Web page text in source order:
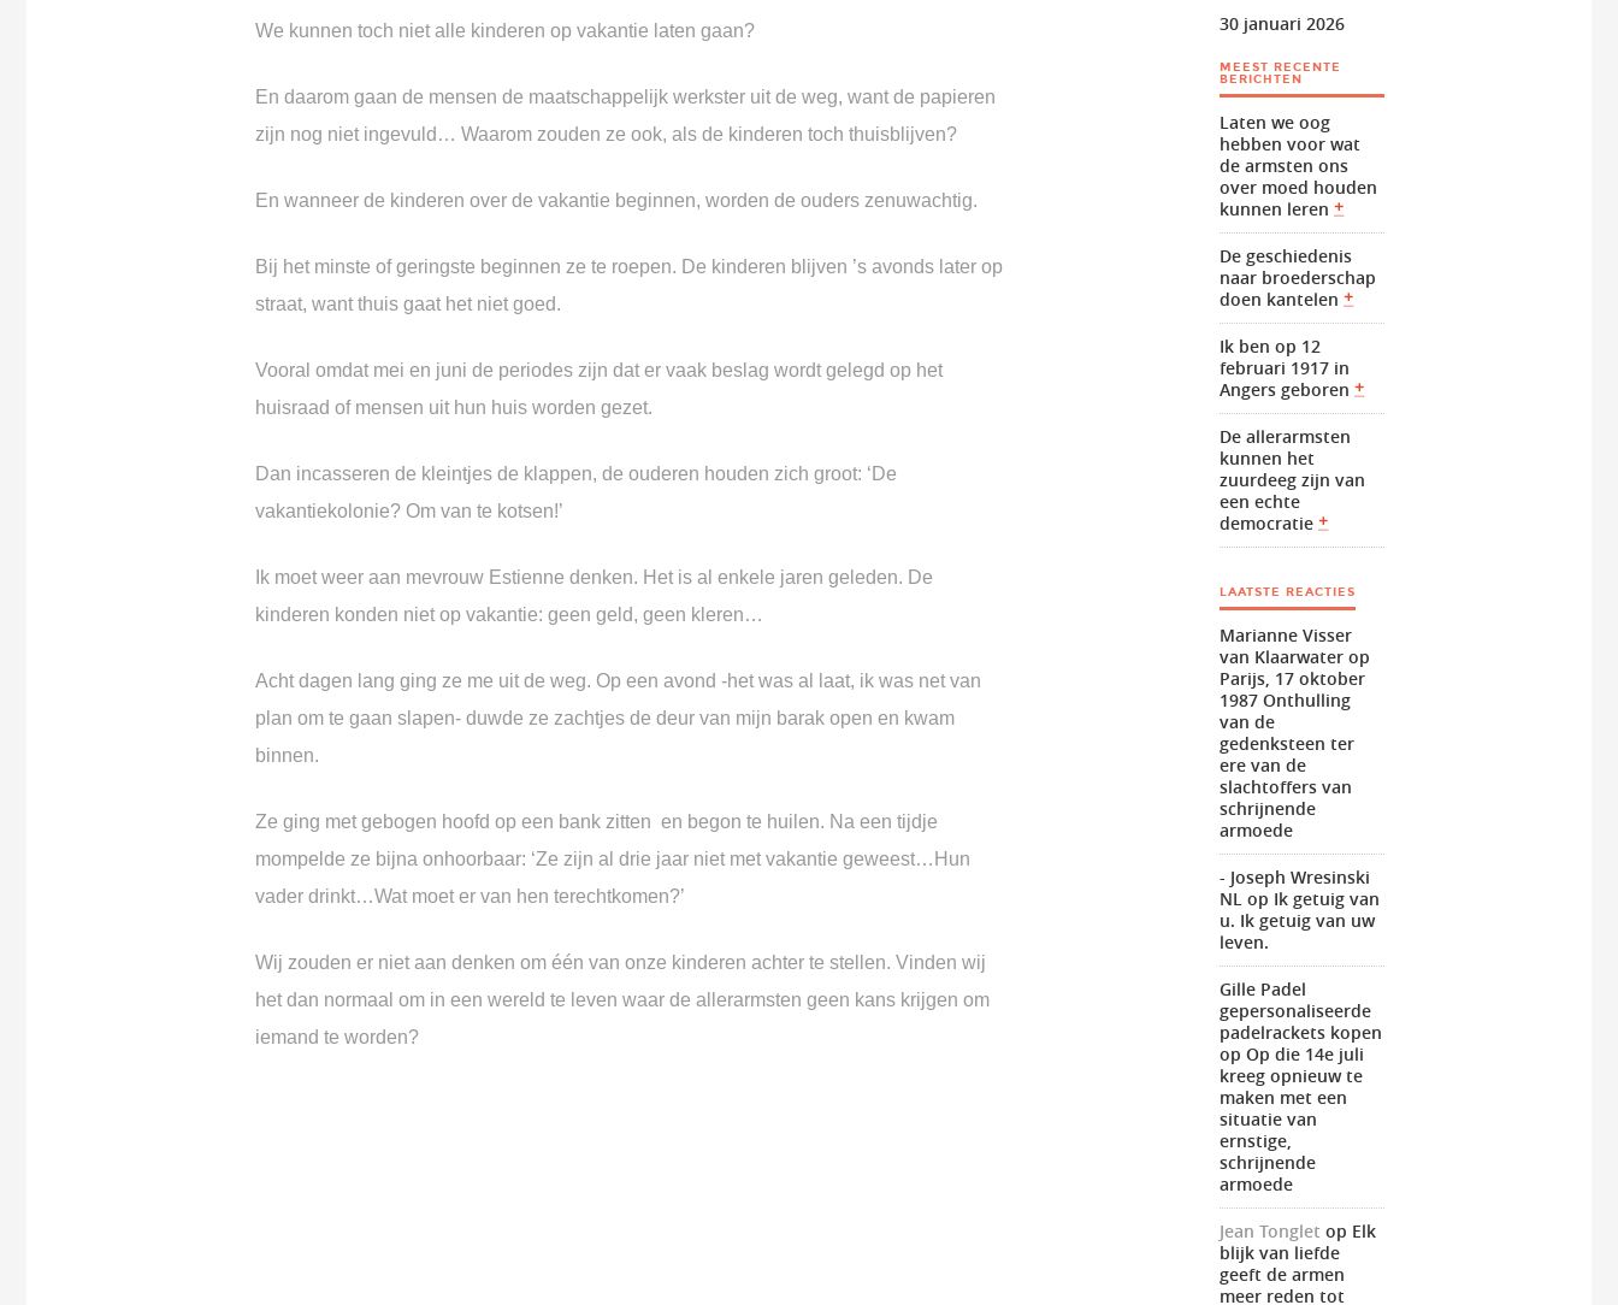
We kunnen toch niet alle kinderenop vakantie laten gaan?
En daarom gaan de mensende maatschappelijk werkster uit de weg,want de papieren
zijn nog niet ingevuld…Waarom zouden ze ook,als de kinderen toch thuisblijven?
En wanneer de kinderen over de vakantie beginnen,worden de ouders zenuwachtig.
Bij het minste of geringste beginnen ze te roepen. De kinderen blijven ’s avonds later op
straat,want thuis gaat het niet goed.
Vooral omdat mei en juni de periodes zijndat er vaak beslag wordt gelegd op het
huisraadof mensen uit hun huis worden gezet.
Dan incasseren de kleintjes de klappen,de ouderen houden zich groot: ‘De
vakantiekolonie? Om van te kotsen!’
Ik moet weer aan mevrouw Estienne denken. Het is al enkele jaren geleden. De
kinderen konden niet op vakantie:geen geld, geen kleren…
Acht dagen lang ging ze me uit de weg. Op een avond-het was al laat, ik was net van
plan om te gaan slapen-duwde ze zachtjes de deur van mijn barak openen kwam
binnen.
Ze ging met gebogen hoofd op een bank zittenen begon te huilen. Na een tijdje
mompelde ze bijna onhoorbaar: ‘Ze zijn al drie jaar niet met vakantie geweest… Hun
vader drinkt…Wat moet er van hen terechtkomen?’
Wij zouden er niet aan denkenom één van onze kinderen achter te stellen.Vinden wij
het dan normaalom in een wereld te levenwaar de allerarmsten geen kans krijgenom
iemand te worden?
30 januari 2026
MEEST RECENTE
BERICHTEN
Laten we oog
hebben voor wat
de armsten ons
over moed houden
kunnen leren
De geschiedenis
naar broederschap
doen kantelen
Ik ben op 12
februari 1917 in
Angers geboren
De allerarmsten
kunnen het
zuurdeeg zijn van
een echte
democratie
LAATSTE REACTIES
Marianne Visser
van Klaarwater op
Parijs, 17 oktober
1987 Onthulling
van de
gedenksteen ter
ere van de
slachtoffers van
schrijnende
armoede
- Joseph Wresinski
NL op Ik getuig van
u. Ik getuig van uw
leven.
Gille Padel
gepersonaliseerde
padelrackets kopen
opOp die 14e juli
kreeg opnieuw te
maken met een
situatie van
ernstige,
schrijnende
armoede
Jean Tonglet op Elk
blijk van liefde
geeft de armen
meer reden tot